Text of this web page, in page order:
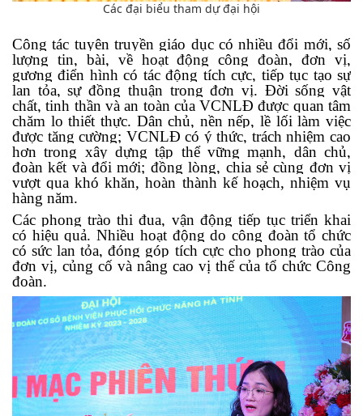
Các đại biểu tham dự đại hội
Công tác tuyên truyền giáo dục có nhiều đổi mới, số
lượng tin, bài, về hoạt động công đoàn, đơn vị,
gương điển hình có tác động tích cực, tiếp tục tạo sự
lan tỏa, sự đồng thuận trong đơn vị. Đời sống vật
chất, tinh thần và an toàn của VCNLĐ được quan tâm
chăm lo thiết thực. Dân chủ, nền nếp, lề lối làm việc
được tăng cường; VCNLĐ có ý thức, trách nhiệm cao
hơn trong xây dựng tập thể vững mạnh, dân chủ,
đoàn kết và đổi mới; đồng lòng, chia sẻ cùng đơn vị
vượt qua khó khăn, hoàn thành kế hoạch, nhiệm vụ
hàng năm.
Các phong trào thi đua, vận động tiếp tục triển khai
có hiệu quả. Nhiều hoạt động do công đoàn tổ chức
có sức lan tỏa, đóng góp tích cực cho phong trào của
đơn vị, củng cố và nâng cao vị thế của tổ chức Công
đoàn.